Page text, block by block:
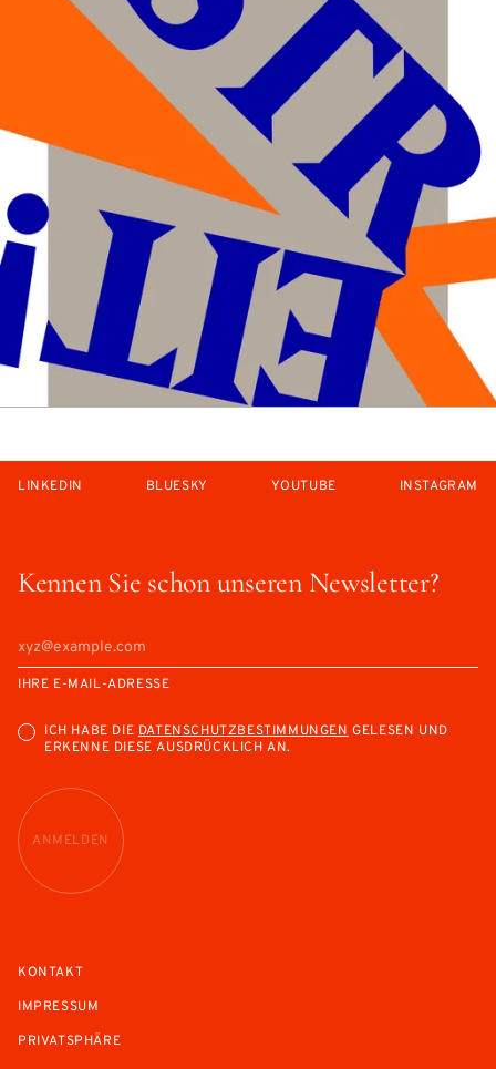
Kennen Sie schon unseren Newsletter?
IHRE E-MAIL-ADRESSE
ICH HABE DIEDATENSCHUTZBESTIMMUNGENGELESEN UND
ERKENNE DIESE AUSDRÜCKLICH AN.
ANMELDEN
LINKEDIN BLUESKY YOUTUBE INSTAGRAM
KONTAKT
IMPRESSUM
PRIVATSPHÄRE